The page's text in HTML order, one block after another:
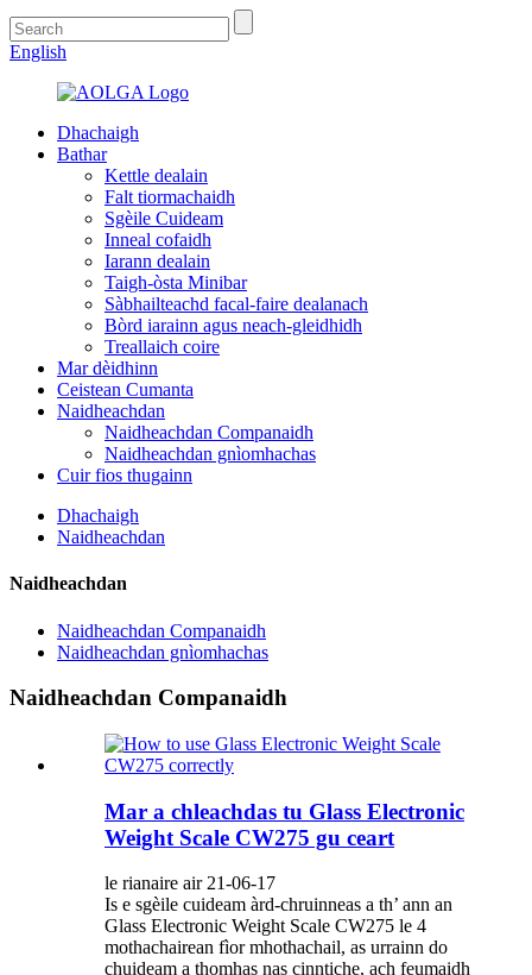
English
Dhachaigh
Bathar
Kettle dealain
Falt tiormachaidh
Sgèile Cuideam
Inneal cofaidh
Iarann ​​​​dealain
Taigh-òsta Minibar
Sàbhailteachd facal-faire dealanach
Bòrd iarainn agus neach-gleidhidh
Treallaich coire
Mar dèidhinn
Ceistean Cumanta
Naidheachdan
Naidheachdan Companaidh
Naidheachdan gnìomhachas
Cuir fios thugainn
Dhachaigh
Naidheachdan
Naidheachdan
Naidheachdan Companaidh
Naidheachdan gnìomhachas
Naidheachdan Companaidh
Mar a chleachdas tu Glass Electronic
Weight Scale CW275 gu ceart
le rianaire air 21-06-17
Is e sgèile cuideam àrd-chruinneas a th’ ann an
Glass Electronic Weight Scale CW275 le 4
mothachairean fìor mhothachail, as urrainn do
chuideam a thomhas nas cinntiche, ach feumaidh